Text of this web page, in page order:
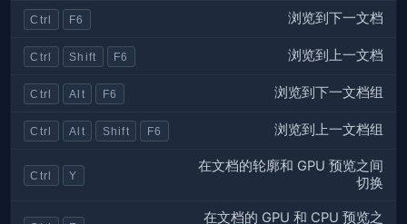
Ctrl F6 浏览到下一文档
Ctrl Shift F6 浏览到上一文档
Ctrl Alt F6 浏览到下一文档组
Ctrl Alt Shift F6 浏览到上一文档组
Ctrl Y
在文档的轮廓和 GPU 预览之间
切换
在文档的 GPU 和 CPU 预览之